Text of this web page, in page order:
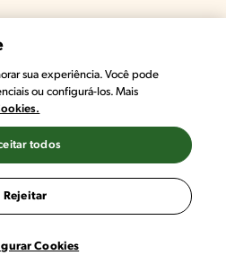
sua experiência. Você pode
ou configurá-los. Mais
Cookies
Rejeitar
todos